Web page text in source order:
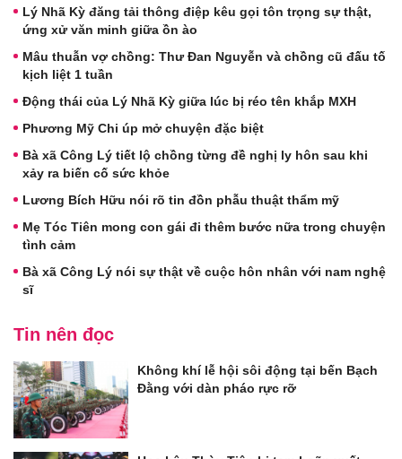
Lý Nhã Kỳ đăng tải thông điệp kêu gọi tôn trọng sự thật,
ứng xử văn minh giữa ồn ào
Mâu thuẫn vợ chồng: Thư Đan Nguyễn và chồng cũ đấu tố
kịch liệt 1 tuần
Động thái của Lý Nhã Kỳ giữa lúc bị réo tên khắp MXH
Phương Mỹ Chi úp mở chuyện đặc biệt
Bà xã Công Lý tiết lộ chồng từng đề nghị ly hôn sau khi
xảy ra biến cố sức khỏe
Lương Bích Hữu nói rõ tin đồn phẫu thuật thẩm mỹ
Mẹ Tóc Tiên mong con gái đi thêm bước nữa trong chuyện
tình cảm
Bà xã Công Lý nói sự thật về cuộc hôn nhân với nam nghệ
sĩ
Tin nên đọc
Không khí lễ hội sôi động tại bến Bạch
Đằng với dàn pháo rực rỡ